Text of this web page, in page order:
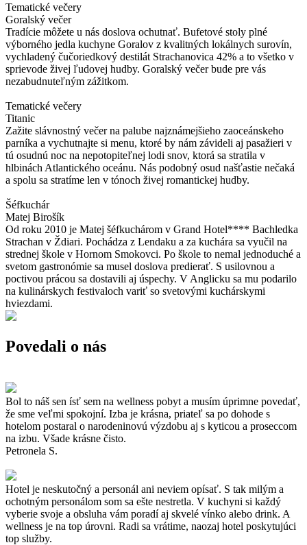
Tematické večery
Goralský večer
Tradície môžete u nás doslova ochutnať. Bufetové stoly plné
výborného jedla kuchyne Goralov z kvalitných lokálnych surovín,
vychladený čučoriedkový destilát Strachanovica 42% a to všetko v
sprievode živej ľudovej hudby. Goralský večer bude pre vás
nezabudnuteľným zážitkom.
Tematické večery
Titanic
Zažite slávnostný večer na palube najznámejšieho zaoceánskeho
parníka a vychutnajte si menu, ktoré by nám závideli aj pasažieri v
tú osudnú noc na nepotopiteľnej lodi snov, ktorá sa stratila v
hlbinách Atlantického oceánu. Nás podobný osud našťastie nečaká
a spolu sa stratíme len v tónoch živej romantickej hudby.
Šéfkuchár
Matej Birošík
Od roku 2010 je Matej šéfkuchárom v Grand Hotel**** Bachledka
Strachan v Ždiari. Pochádza z Lendaku a za kuchára sa vyučil na
strednej škole v Hornom Smokovci. Po škole to nemal jednoduché a
svetom gastronómie sa musel doslova predierať. S usilovnou a
poctivou prácou sa dostavili aj úspechy. V Anglicku sa mu podarilo
na kulinárskych festivaloch variť so svetovými kuchárskymi
hviezdami.
Povedali o nás
Bol to náš sen ísť sem na wellness pobyt a musím úprimne povedať,
že sme veľmi spokojní. Izba je krásna, priateľ sa po dohode s
hotelom postaral o narodeninovú výzdobu aj s kyticou a proseccom
na izbu. Všade krásne čisto.
Petronela S.
Hotel je neskutočný a personál ani neviem opísať. S tak milým a
ochotným personálom som sa ešte nestretla. V kuchyni si každý
vyberie svoje a obsluha vám poradí aj skvelé vínko alebo drink. A
wellness je na top úrovni. Radi sa vrátime, naozaj hotel poskytujúci
top služby.